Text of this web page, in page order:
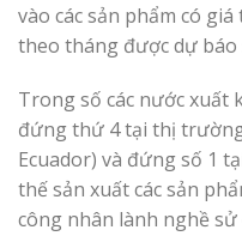
vào các sản phẩm có
theo tháng được dự báo
Trong số các nước xuất
đứng thứ 4 tại thị
Ecuador) và đứng số 1
thế sản xuất các sản
công nhân lành nghề